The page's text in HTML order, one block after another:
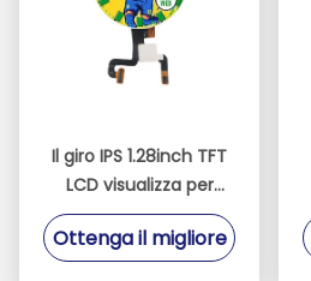
Il giro IPS 1.28inch TFT
LCD visualizza per
l'attrezzatura medica
dall'orologio
Ottenga il migliore